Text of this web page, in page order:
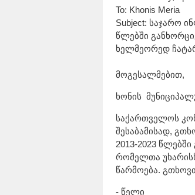
To: Khonis Meria
Subject: საჯარო
წლებში
ხელმეორედ
მოგესალმებით,
ხონის
საქართველოს
შესაბამისად,
2013-2023
რომელთა
წარმოება.
- წელი